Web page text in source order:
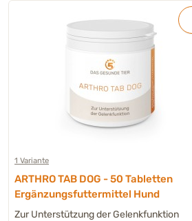
1 Variante
ARTHRO TAB DOG - 50 Tabletten
Ergänzungsfuttermittel Hund
Zur Unterstützung der Gelenkfunktion